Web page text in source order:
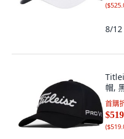
(
8/12
帽,
首購
$519
(